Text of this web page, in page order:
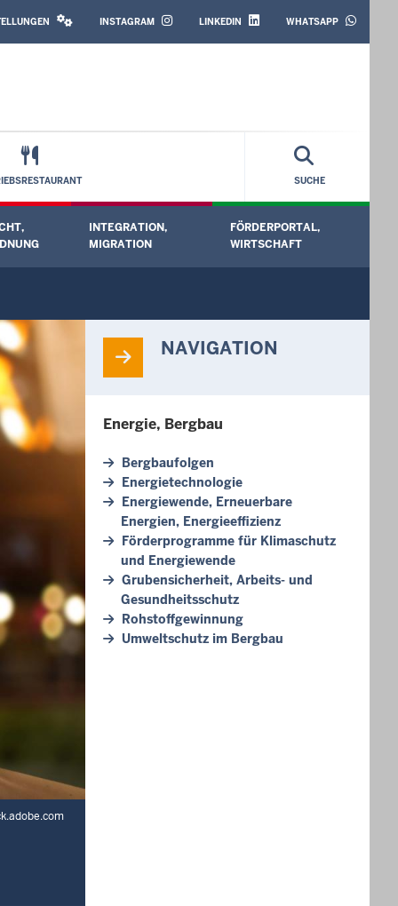
MEDIA
INSTAGRAM LINKEDIN WHATSAPP
SUCHE
öffnen Untermenü öffnen
INTEGRATION,
MIGRATION
Untermenü öffnen
FÖRDERPORTAL,
WIRTSCHAFT
NAVIGATION
Energie, Bergbau
Bergbaufolgen
Energietechnologie
Energiewende, Erneuerbare
Energien, Energieeffizienz
Förderprogramme für Klimaschutz
und Energiewende
Grubensicherheit, Arbeits- und
Gesundheitsschutz
Rohstoffgewinnung
Umweltschutz im Bergbau